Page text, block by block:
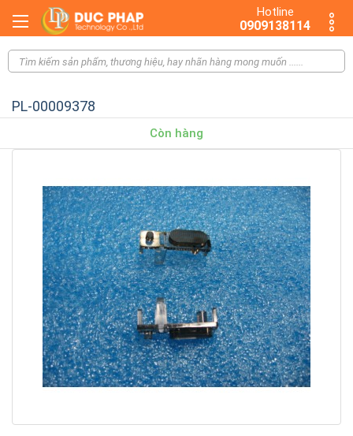
Hotline
0909138114
PL-00009378
Còn hàng